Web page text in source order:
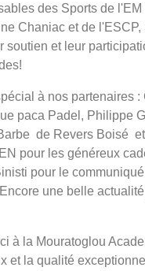
des Sports de l'EM
Chaniac et de l'ESCP,
soutien et leur
à nos partenaires :
paca Padel, Philippe
de Revers Boisé
pour les généreux
pour le
une belle
à la Mouratoglou
et la qualité